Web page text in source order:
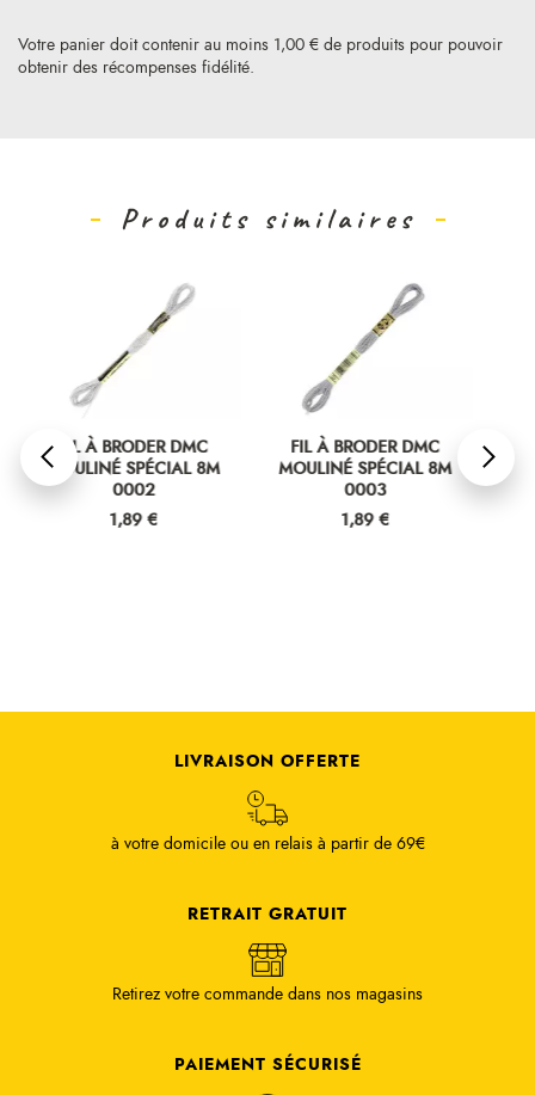
Votre panier doit contenir au moins 1,00 € de produits pour pouvoir
obtenir des récompenses fidélité.
Produits similaires
8M
FIL À BRODER DMC
MOULINÉ SPÉCIAL 8M
FIL À BRODER DMC
MOULINÉ SPÉCIAL 8M
LIVRAISON OFFERTE
à votre domicile ou en relais à partir de 69€
RETRAIT GRATUIT
Retirez votre commande dans nos magasins
PAIEMENT SÉCURISÉ